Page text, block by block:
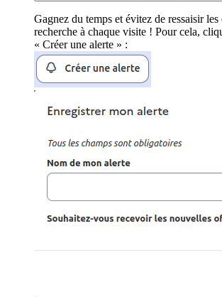
Gagnez du temps et évitez de ressaisir
recherche à chaque visite ! Pour cela,
« Créer une alerte » :